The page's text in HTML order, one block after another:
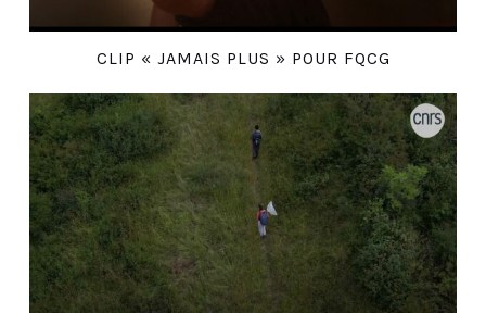
CLIP « JAMAIS PLUS » POUR FQCG